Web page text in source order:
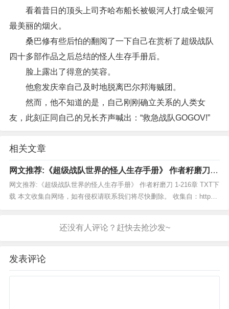
看着昔日的顶头上司齐哈布船长被银河人打成全银河
最美丽的烟火。
桑巴修有些后怕的翻阅了一下自己在赏析了超级战队
四十多部作品之后总结的怪人生存手册后。
脸上露出了得意的笑容。
他愈发庆幸自己及时地脱离巴尔邦海贼团。
然而，他不知道的是，自己刚刚确立关系的人类女
友，此刻正同自己的兄长齐声喊出：“救急战队GOGOV!”
相关文章
网文推荐:《超级战队世界的怪人生存手册》 作者籽磨刀 1-
216章 TXT下载
网文推荐:《超级战队世界的怪人生存手册》 作者籽磨刀 1-216章 TXT下
载 本文收集自网络，如有侵权请联系我们将尽快删除。 收集自：http
发表评论